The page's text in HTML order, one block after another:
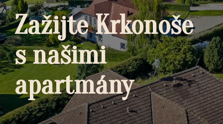
Zažijte Krkonoše
s našimi
apartmány